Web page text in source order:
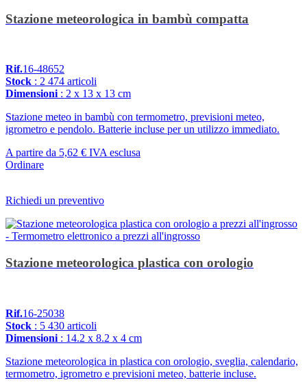
Stazione meteorologica in bambù compatta
Rif.16-48652
Stock : 2 474 articoli
Dimensioni : 2 x 13 x 13 cm
Stazione meteo in bambù con termometro, previsioni meteo,
igrometro e pendolo. Batterie incluse per un utilizzo immediato.
A partire da 5,62 € IVA esclusa
Ordinare
Richiedi un preventivo
Stazione meteorologica plastica con orologio
Rif.16-25038
Stock : 5 430 articoli
Dimensioni : 14.2 x 8.2 x 4 cm
Stazione meteorologica in plastica con orologio, sveglia, calendario,
termometro, igrometro e previsioni meteo, batterie incluse.